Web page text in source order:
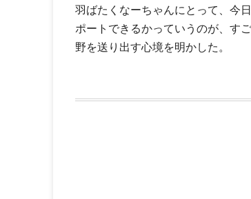
羽ばたくなーちゃんにとって、今
ポートできるかっていうのが、す
野を送り出す心境を明かした。